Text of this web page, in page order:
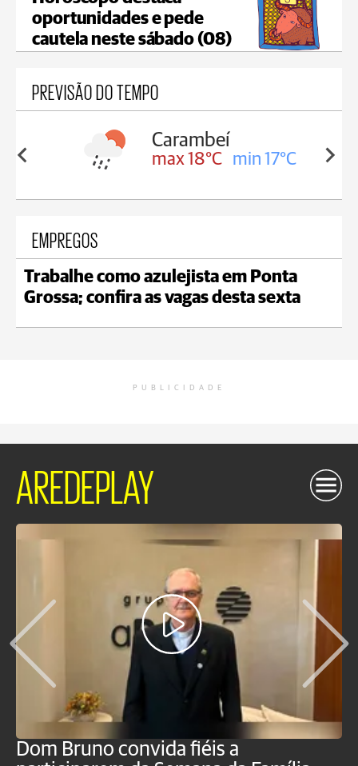
oportunidades e pede
cautela neste sábado (08)
PREVISÃO DO TEMPO
18°C
Carambeí
max 18°C min 17°C
EMPREGOS
Trabalhe como azulejista em Ponta
Grossa; confira as vagas desta sexta
PUBLICIDADE
AREDEPLAY
Dom Bruno convida fiéis a